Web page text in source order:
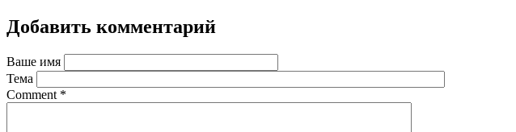
Добавить комментарий
Ваше имя
Тема
Comment *